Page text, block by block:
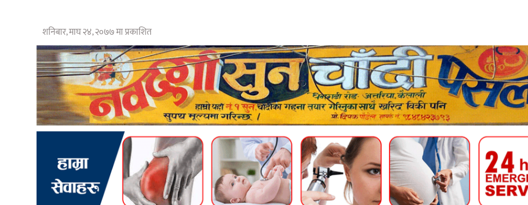
शनिबार, माघ २४, २०७७ मा प्रकाशित